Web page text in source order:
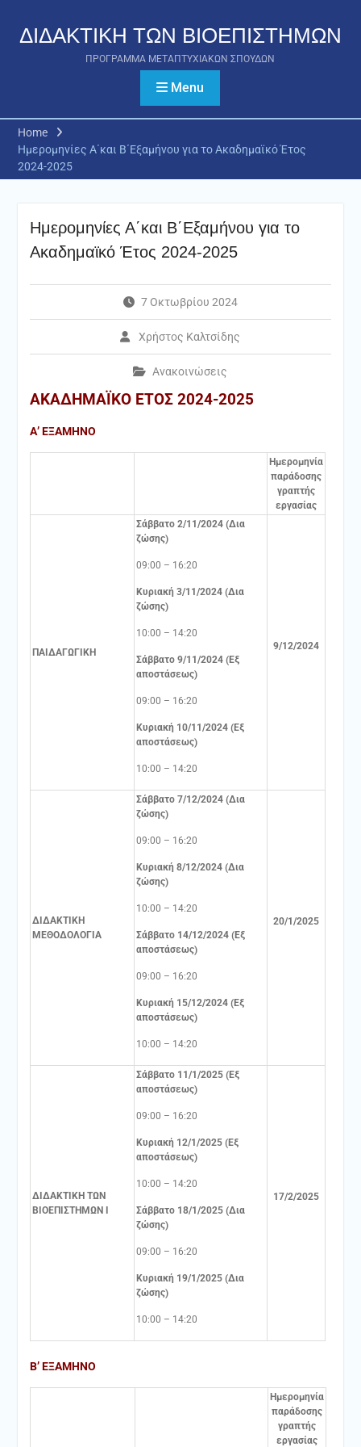
content
ΔΙΔΑΚΤΙΚΗ ΤΩΝ ΒΙΟΕΠΙΣΤΗΜΩΝ
ΠΡΟΓΡΑΜΜΑ ΜΕΤΑΠΤΥΧΙΑΚΩΝ ΣΠΟΥΔΩΝ
Menu
Home
Ημερομηνίες Α΄και Β΄Εξαμήνου για το Ακαδημαϊκό Έτος
2024-2025
Ημερομηνίες Α΄και Β΄Εξαμήνου για το
Ακαδημαϊκό Έτος 2024-2025
7 Οκτωβρίου 2024
Χρήστος Καλτσίδης
Ανακοινώσεις
ΑΚΑΔΗΜΑΪΚΟ ΕΤΟΣ 2024-2025
Α’ ΕΞΑΜΗΝΟ
Ημερομηνία
παράδοσης
γραπτής
εργασίας
ΠΑΙΔΑΓΩΓΙΚΗ
Σάββατο 2/11/2024 (Δια
ζώσης)
09:00 – 16:20
Κυριακή 3/11/2024 (Δια
ζώσης)
10:00 – 14:20
Σάββατο 9/11/2024 (Εξ
αποστάσεως)
09:00 – 16:20
Κυριακή 10/11/2024 (Εξ
αποστάσεως)
10:00 – 14:20
9/12/2024
ΔΙΔΑΚΤΙΚΗ
ΜΕΘΟΔΟΛΟΓΙΑ
Σάββατο 7/12/2024 (Δια
ζώσης)
09:00 – 16:20
Κυριακή 8/12/2024 (Δια
ζώσης)
10:00 – 14:20
Σάββατο 14/12/2024 (Εξ
αποστάσεως)
09:00 – 16:20
Κυριακή 15/12/2024 (Εξ
αποστάσεως)
10:00 – 14:20
20/1/2025
ΔΙΔΑΚΤΙΚΗ ΤΩΝ
ΒΙΟΕΠΙΣΤΗΜΩΝ Ι
Σάββατο 11/1/2025 (Εξ
αποστάσεως)
09:00 – 16:20
Κυριακή 12/1/2025 (Εξ
αποστάσεως)
10:00 – 14:20
Σάββατο 18/1/2025 (Δια
ζώσης)
09:00 – 16:20
Κυριακή 19/1/2025 (Δια
ζώσης)
10:00 – 14:20
17/2/2025
Β’ ΕΞΑΜΗΝΟ
Ημερομηνία
παράδοσης
γραπτής
εργασίας